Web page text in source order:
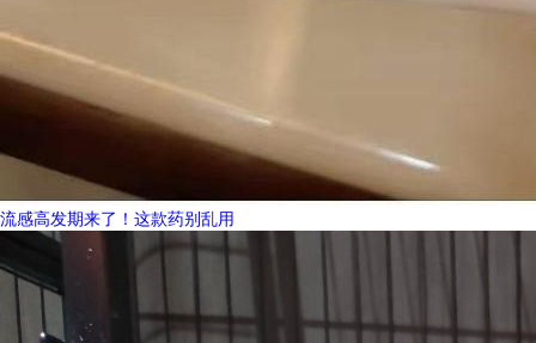
流感高发期来了！这款药别乱用